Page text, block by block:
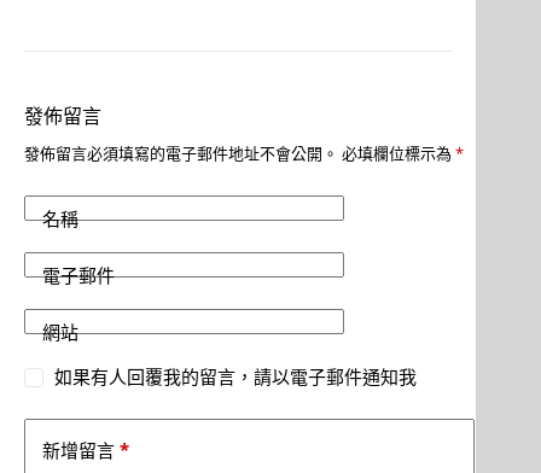
發佈留言
發佈留言必須填寫的電子郵件地址不會公開。 必填欄位標示為 *
名稱
電子郵件
網站
如果有人回覆我的留言，請以電子郵件通知我
新增留言 *